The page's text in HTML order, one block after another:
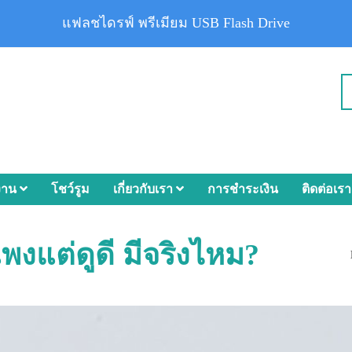
น โชว์รูม เกี่ยวกับเรา การชำระเงิน ติดต่อเรา
งแต่ดูดี มีจริงไหม?
แฟลชไดรฟ์ พรีเมียม USB Flash Drive